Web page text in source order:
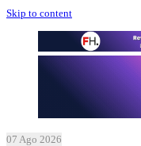
Skip to content
07 Ago 2026